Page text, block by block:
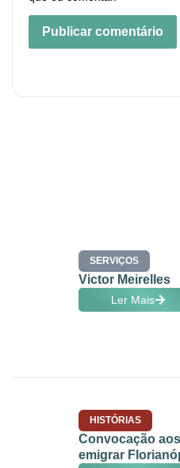
SERVIÇOS
Victor Meirelles
Ler Mais
HISTÓRIAS
Convocação
emigrar